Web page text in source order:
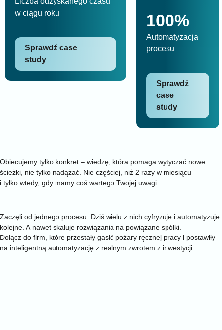
w ciągu roku
Sprawdź case
study
100%
Automatyzacja
procesu
Sprawdź
case
study
Obiecujemy tylko konkret – wiedzę, która pomaga wytyczać nowe
ścieżki, nie tylko nadążać. Nie częściej, niż 2 razy w miesiącu
i tylko wtedy, gdy mamy coś wartego Twojej uwagi.
Zaczęli od jednego procesu. Dziś wielu z nich cyfryzuje i automatyzuje
kolejne. A nawet skaluje rozwiązania na powiązane spółki.
Dołącz do firm, które przestały gasić pożary ręcznej pracy i postawiły
na inteligentną automatyzację z realnym zwrotem z inwestycji.